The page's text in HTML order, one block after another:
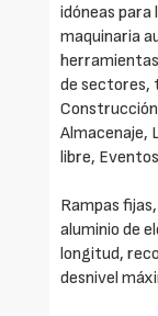
idóneas para
maquinaria
de sectores,
Almacenaje,
libre,
Rampas
aluminio de
longitud,
desnivel